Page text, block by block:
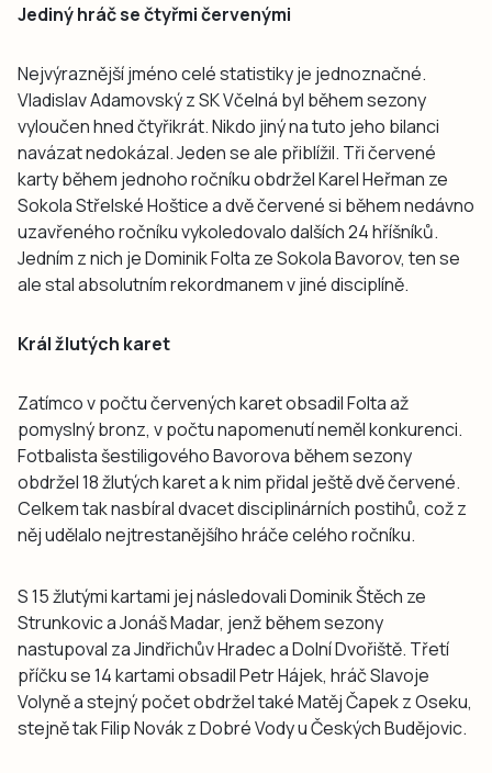
Jediný hráč se čtyřmi červenými
Nejvýraznější jméno celé statistiky je jednoznačné.
Vladislav Adamovský z SK Včelná byl během sezony
vyloučen hned čtyřikrát. Nikdo jiný na tuto jeho bilanci
navázat nedokázal. Jeden se ale přiblížil. Tři červené
karty během jednoho ročníku obdržel Karel Heřman ze
Sokola Střelské Hoštice a dvě červené si během nedávno
uzavřeného ročníku vykoledovalo dalších 24 hříšníků.
Jedním z nich je Dominik Folta ze Sokola Bavorov, ten se
ale stal absolutním rekordmanem v jiné disciplíně.
Král žlutých karet
Zatímco v počtu červených karet obsadil Folta až
pomyslný bronz, v počtu napomenutí neměl konkurenci.
Fotbalista šestiligového Bavorova během sezony
obdržel 18 žlutých karet a k nim přidal ještě dvě červené.
Celkem tak nasbíral dvacet disciplinárních postihů, což z
něj udělalo nejtrestanějšího hráče celého ročníku.
S 15 žlutými kartami jej následovali Dominik Štěch ze
Strunkovic a Jonáš Madar, jenž během sezony
nastupoval za Jindřichův Hradec a Dolní Dvořiště. Třetí
příčku se 14 kartami obsadil Petr Hájek, hráč Slavoje
Volyně a stejný počet obdržel také Matěj Čapek z Oseku,
stejně tak Filip Novák z Dobré Vody u Českých Budějovic.